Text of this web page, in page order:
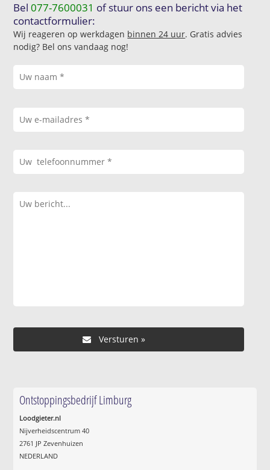
Bel077-7600031 of stuur ons een bericht via het
contactformulier:
Wij reageren op werkdagen binnen 24 uur. Gratis advies
nodig? Bel ons vandaag nog!
Ontstoppingsbedrijf Limburg
Loodgieter.nl
Nijverheidscentrum 40
2761 JP Zevenhuizen
NEDERLAND